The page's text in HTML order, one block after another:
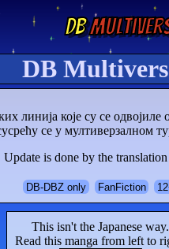
DB
DB
линија које су се одвојиле
се у мултиверзалном
Update is done by the translation
DB-DBZ only FanFiction
This isn't the Japanese way.
Read this manga from left to